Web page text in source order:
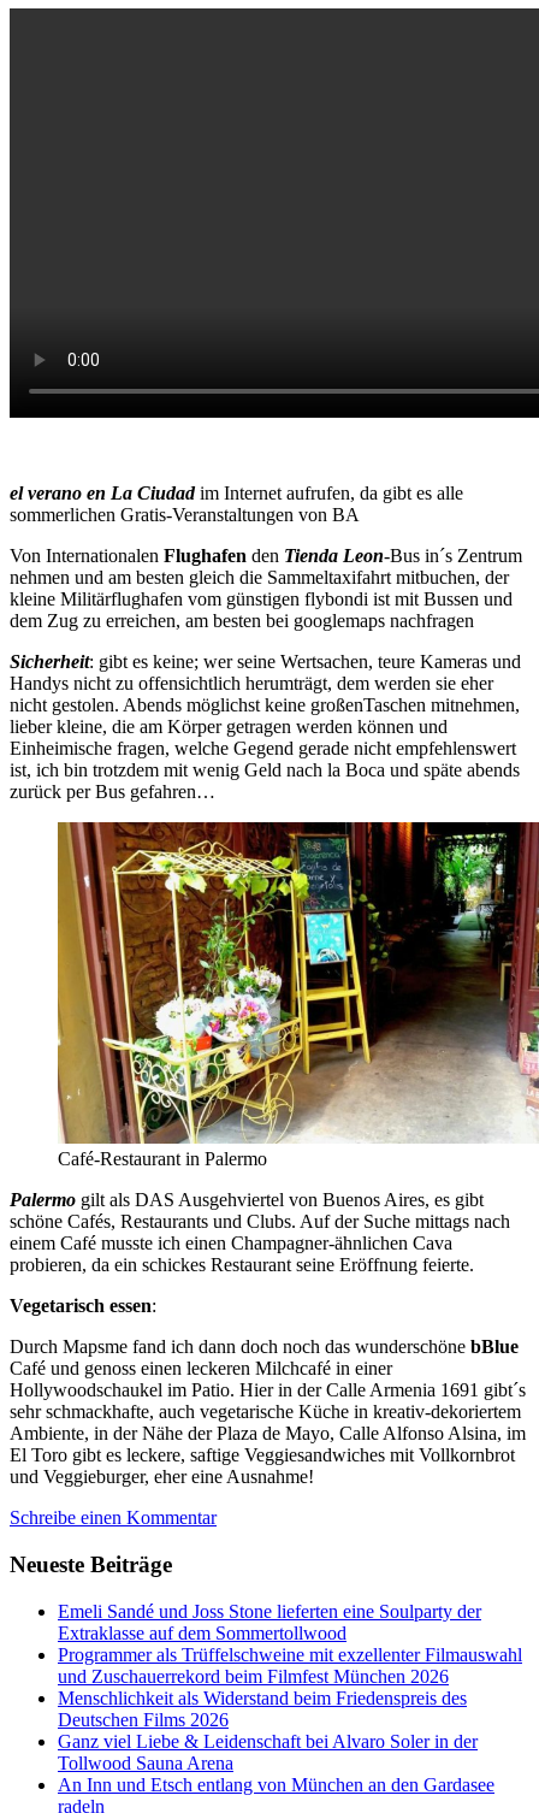
el verano en La Ciudadim Internet aufrufen, da gibt es alle
sommerlichen Gratis-Veranstaltungen von BA
Von Internationalen Flughafen den Tienda Leon-Bus in´s Zentrum
nehmen und am besten gleich die Sammeltaxifahrt mitbuchen, der
kleine Militärflughafen vom günstigen flybondi ist mit Bussen und
dem Zug zu erreichen, am besten bei googlemaps nachfragen
Sicherheit: gibt es keine; wer seine Wertsachen, teure Kameras und
Handys nicht zu offensichtlich herumträgt, dem werden sie eher
nicht gestolen. Abends möglichst keine großenTaschen mitnehmen,
lieber kleine, die am Körper getragen werden können und
Einheimische fragen, welche Gegend gerade nicht empfehlenswert
ist, ich bin trotzdem mit wenig Geld nach la Boca und späte abends
zurück per Bus gefahren…
Café-Restaurant in Palermo
Palermo gilt als DAS Ausgehviertel von Buenos Aires, es gibt
schöne Cafés, Restaurants und Clubs. Auf der Suche mittags nach
einem Café musste ich einen Champagner-ähnlichen Cava
probieren, da ein schickes Restaurant seine Eröffnung feierte.
Vegetarisch essen:
Durch Mapsme fand ich dann doch noch das wunderschöne bBlue
Café und genoss einen leckeren Milchcafé in einer
Hollywoodschaukel im Patio. Hier in der Calle Armenia 1691 gibt´s
sehr schmackhafte, auch vegetarische Küche in kreativ-dekoriertem
Ambiente, in der Nähe der Plaza de Mayo, Calle Alfonso Alsina, im
El Toro gibt es leckere, saftige Veggiesandwiches mit Vollkornbrot
und Veggieburger, eher eine Ausnahme!
Schreibe einen Kommentar
Neueste Beiträge
Emeli Sandé und Joss Stone lieferten eine Soulparty der
Extraklasse auf dem Sommertollwood
Programmer als Trüffelschweine mit exzellenter Filmauswahl
und Zuschauerrekord beim Filmfest München 2026
Menschlichkeit als Widerstand beim Friedenspreis des
Deutschen Films 2026
Ganz viel Liebe & Leidenschaft bei Alvaro Soler in der
Tollwood Sauna Arena
An Inn und Etsch entlang von München an den Gardasee
radeln